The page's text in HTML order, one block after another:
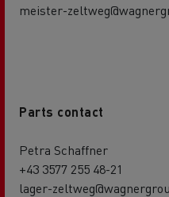
meister-
Parts contact
Petra Schaffner
+43 3577 255 48-21
lager-